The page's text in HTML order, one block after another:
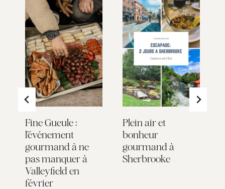
Fine Gueule :
l’événement
gourmand à ne
pas manquer à
Valleyfield en
février
Plein air et
bonheur
gourmand à
Sherbrooke